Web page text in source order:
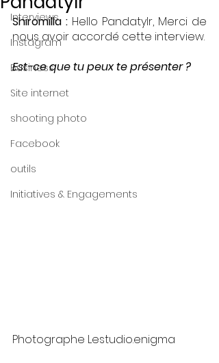
Interviews
Instagram
Business
Site internet
shooting photo
Facebook
outils
Initiatives & Engagements
Shiromilla : Hello Pandatylr, Merci de
nous avoir accordé cette interview.
Est-ce que tu peux te présenter ?
Photographe Lestudio.enigma